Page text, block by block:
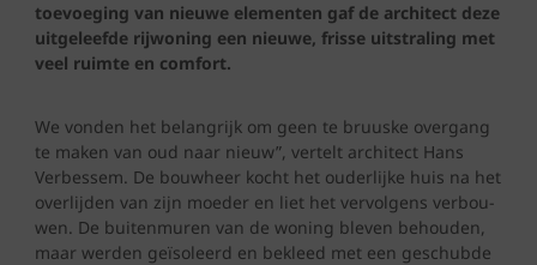
toevoeging van nieuwe elementen gaf de architect deze
uitgeleefde rijwoning een nieuwe, frisse uitstraling met
veel ruimte en comfort.
We vonden het belangrijk om geen te bruuske overgang
te maken van oud naar nieuw”, vertelt architect Hans
Verbessem. De bouwheer kocht het ouderlijke huis na het
overlijden van zijn moeder en liet het vervolgens verbou-
wen. De buitenmuren van de woning bleven behouden,
maar werden geïsoleerd en bekleed met een geschubde